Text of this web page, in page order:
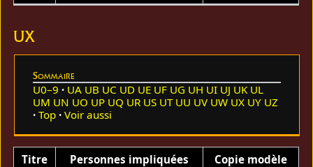
UX
Sommaire
U0–9 UA UB UC UD UE UF UG UH UI UJ UK UL
UM UN UO UP UQ UR US UT UU UV UW UX UY UZ
Top
Voir aussi
Titre Personnes impliquées Copie modèle